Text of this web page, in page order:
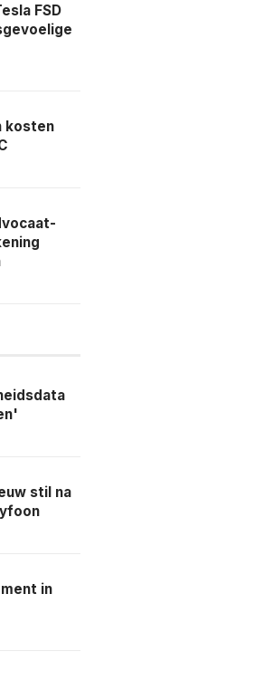
FSD
kosten
stil na
in